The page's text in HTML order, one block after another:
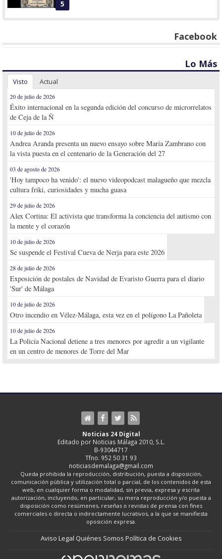
5
Facebook
Lo Más
Visto Actual
20 de julio de 2026
Éxito internacional en la segunda edición del concurso de microrrelatos
de Ceja de la Ñ
10 de julio de 2026
Andrea Aranda presenta un nuevo ensayo sobre María Zambrano con
la vista puesta en el centenario de la Generación del 27
03 de agosto de 2026
'Hoy tampoco ha venido': el nuevo videopodcast malagueño que mezcla
cultura friki, curiosidades y mucha guasa
29 de julio de 2026
Alex Cortina: El activista que transforma la conciencia del autismo con
la mente y el corazón
10 de julio de 2026
Se suspende el Festival Cueva de Nerja para este 2026
28 de julio de 2026
Exposición de postales de Navidad de Evaristo Guerra para el diario
'Sur' de Málaga
10 de julio de 2026
Otro incendio en Vélez-Málaga, esta vez en el polígono La Pañoleta
10 de julio de 2026
La Policía Nacional detiene a tres menores por agredir a un vigilante
en un centro de menores de Torre del Mar
Noticias 24 Digital
Editado por Noticias Málaga 2010, S.L.
B-93044717
Tfno. 952 50 31 93
noticiasdemalaga@gmail.com
Queda prohibida la reproducción, distribución, puesta a disposición,
comunicación pública y utilización total o parcial, de los contenidos de esta
web, en cualquier forma o modalidad, sin previa, expresa y escrita
autorización, incluyendo, en particular, su mera reproducción y/o puesta a
disposición como resúmenes, reseñas o revistas de prensa con fines
comerciales o directa o indirectamente lucrativos, a la que se manifiesta
oposición expresa.
Aviso Legal Quiénes Somos Política de Cookies